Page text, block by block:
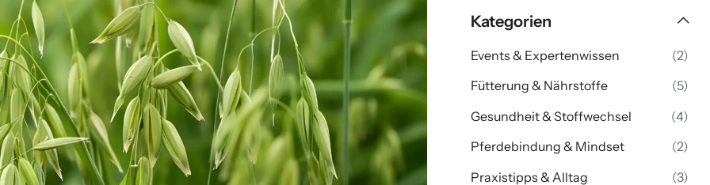
Kategorien
Events & Expertenwissen
(2)
Fütterung & Nährstoffe
(5)
Gesundheit & Stoffwechsel
(4)
Pferdebindung & Mindset
(2)
Praxistipps & Alltag
(3)